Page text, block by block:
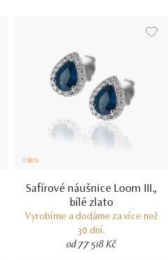
Safírové náušnice Loom III.,
bílé zlato
Vyrobíme a dodáme za více než
30 dní.
od 77 518 Kč